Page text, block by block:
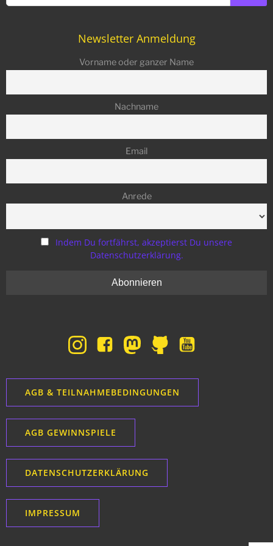
Newsletter Anmeldung
Vorname oder ganzer Name
Nachname
Email
Anrede
Indem Du fortfährst, akzeptierst Du unsere
Datenschutzerklärung.
AGB & TEILNAHMEBEDINGUNGEN
AGB GEWINNSPIELE
DATENSCHUTZERKLÄRUNG
IMPRESSUM